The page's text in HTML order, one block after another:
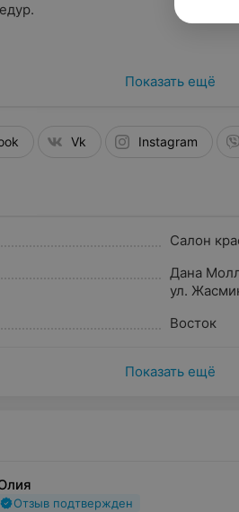
энергичный коллектив
(стрижки, укладки, прически,
педикюр, маникюр +
и окрашивание ресниц
(уходовые процедуры, чистки,
качественные бренды от
Показать ещё
Vk Instagram
Салон
Дана
ул.
Восток
Показать ещё
Отзыв подтвержден